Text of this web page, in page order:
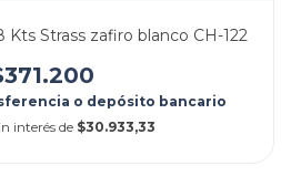
Kts Strass zafiro blanco CH-122
o depósito bancario
interés de $30.933,33